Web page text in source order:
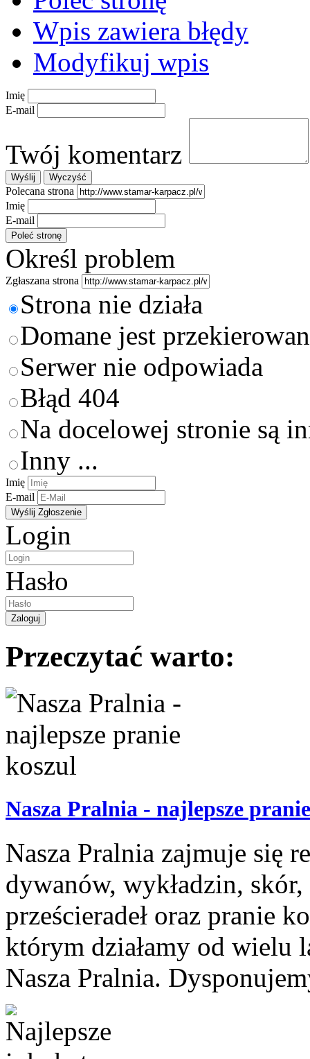
Wpis zawiera błędy
Modyfikuj wpis
Imię
E-mail
Twój komentarz
Polecana strona
Imię
E-mail
Określ problem
Zgłaszana strona
Strona nie działa
Domane jest
Serwer nie odpowiada
Błąd 404
Na docelowej stronie są
Inny ...
Imię
E-mail
Login
Hasło
Przeczytać warto:
Nasza Pralnia - najlepsze
Nasza Pralnia zajmuje się
dywanów, wykładzin,
prześcieradeł oraz pranie
którym działamy od wielu
Nasza Pralnia.